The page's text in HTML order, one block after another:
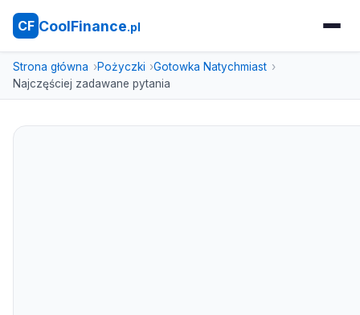
CF CoolFinance.pl
Strona główna Pożyczki
Gotowka Natychmiast
Najczęściej zadawane pytania